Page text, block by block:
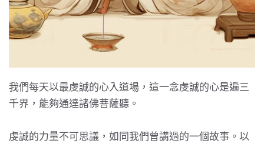
我們每天以最虔誠的心入道場，這一念虔誠的心是遍三
千界，能夠通達諸佛菩薩聽。
虔誠的力量不可思議，如同我們曾講過的一個故事。以